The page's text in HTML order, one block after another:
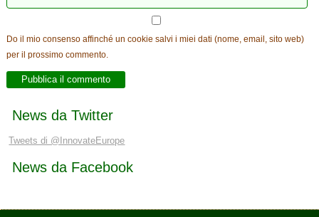
Do il mio consenso affinché un cookie salvi i miei dati (nome, email, sito web)
per il prossimo commento.
News da Twitter
Tweets di @InnovateEurope
News da Facebook